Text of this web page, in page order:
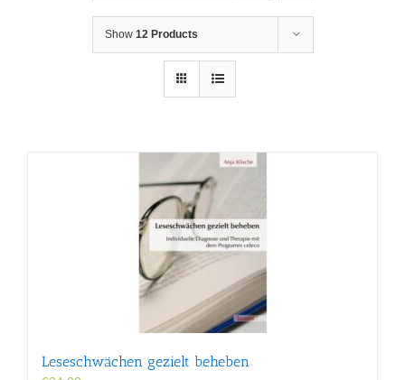
Show 12 Products
Leseschwächen gezielt beheben